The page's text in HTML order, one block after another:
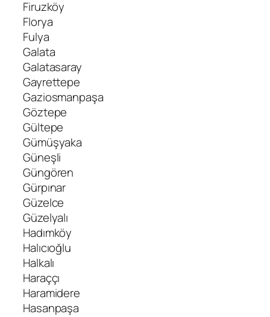
Firuzköy
Florya
Fulya
Galata
Galatasaray
Gayrettepe
Gaziosmanpaşa
Göztepe
Gültepe
Gümüşyaka
Güneşli
Güngören
Gürpınar
Güzelce
Güzelyalı
Hadımköy
Halıcıoğlu
Halkalı
Haraççı
Haramidere
Hasanpaşa